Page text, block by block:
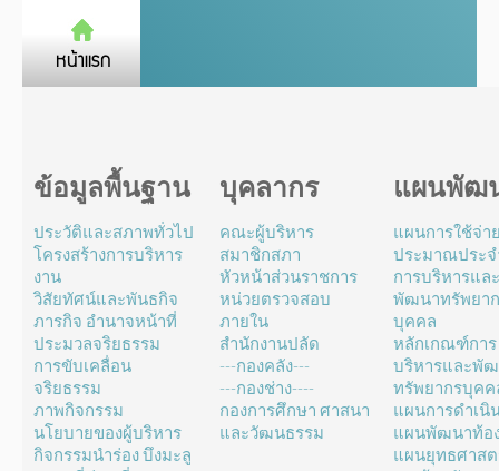
ข้อมูลพื้นฐาน
ประวัติและสภาพทั่วไป
โครงสร้างการบริหาร
งาน
วิสัยทัศน์และพันธกิจ
ภารกิจ อำนาจหน้าที่
ประมวลจริยธรรม
การขับเคลื่อน
จริยธรรม
ภาพกิจกรรม
นโยบายของผู้บริหาร
กิจกรรมนำร่อง บึงมะลู
บุคลากร
คณะผู้บริหาร
สมาชิกสภา
หัวหน้าส่วนราชการ
หน่วยตรวจสอบ
ภายใน
สำนักงานปลัด
---กองคลัง---
---กองช่าง----
กองการศึกษา ศาสนา
และวัฒนธรรม
แผนพัฒ
แผนการใช้จ่า
ประมาณประ
การบริหารแล
พัฒนาทรัพยา
บุคคล
หลักเกณฑ์การ
บริหารและพั
ทรัพยากรบุคค
แผนการดำเนิ
แผนพัฒนาท้อ
แผนยุทธศาส